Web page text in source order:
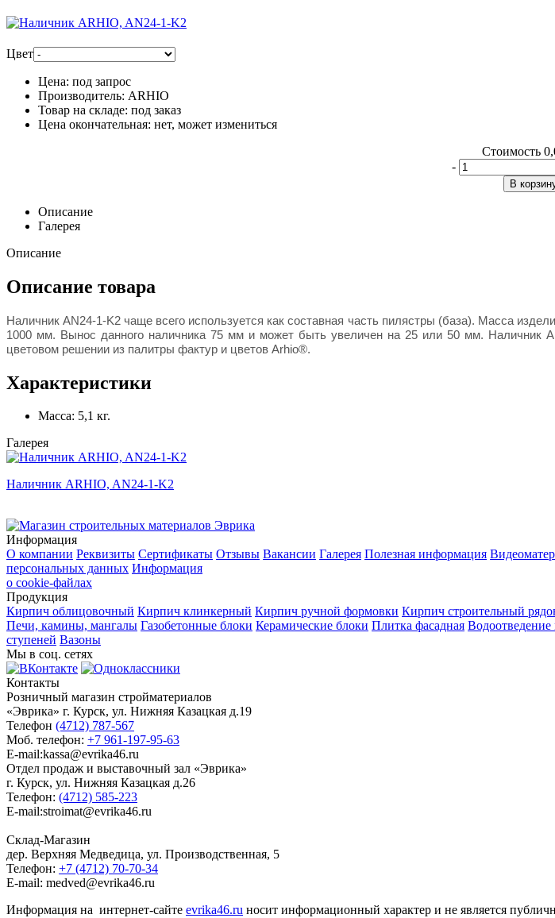
Цвет
Цена: под запрос
Производитель: ARHIO
Товар на складе: под заказ
Цена окончательная: нет, может измениться
Стоимость
-
В
Описание
Галерея
Описание
Описание товара
Наличник AN24-1-K2 чаще всего используется как составная часть пилястры (база). Масса
1000 мм. Вынос данного наличника 75 мм и может быть увеличен на 25 или 50 мм. Наличник
цветовом решении из палитры фактур и цветов Arhio®.
Характеристики
Масса: 5,1 кг.
Галерея
Наличник ARHIO, AN24-1-K2
Информация
О компании Реквизиты Сертификаты Отзывы Вакансии Галерея Полезная информация
персональных данных Информация
о cookie-файлах
Продукция
Кирпич облицовочный Кирпич клинкерный Кирпич ручной формовки Кирпич строительный
Печи, камины, мангалы Газобетонные блоки Керамические блоки Плитка фасадная Водоотведение
ступеней Вазоны
Мы в соц. сетях
Контакты
Розничный магазин стройматериалов
«Эврика» г. Курск, ул. Нижняя Казацкая д.19
Телефон (4712) 787-567
Моб. телефон: +7 961-197-95-63
E-mail:kassa@evrika46.ru
Отдел продаж и выставочный зал «Эврика»
г. Курск, ул. Нижняя Казацкая д.26
Телефон: (4712) 585-223
E-mail:stroimat@evrika46.ru
Склад-Магазин
дер. Верхняя Медведица, ул. Производственная, 5
Телефон: +7 (4712) 70-70-34
E-mail: medved@evrika46.ru
Информация на интернет-сайте evrika46.ru носит информационный характер и не является